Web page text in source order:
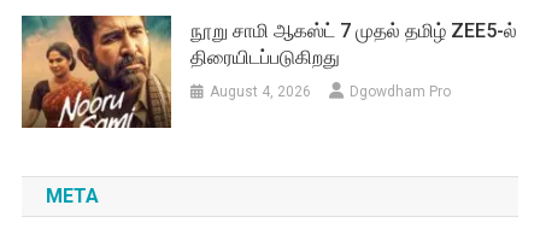
நூறு சாமி ஆகஸ்ட் 7 முதல் தமிழ் ZEE5-ல்
திரையிடப்படுகிறது
August 4, 2026 Dgowdham Pro
META